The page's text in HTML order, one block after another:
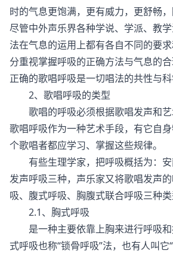
时的气息更饱满，更有威力，更舒畅，
尽管中外声乐界各种学说、学派、教
法在气息的运用上都有各自不同的要
分重视掌握呼吸的正确方法与气息的
正确的歌唱呼吸是一切唱法的共性与科
2、歌唱呼吸的类型
歌唱的呼吸必须根据歌唱发声和艺
歌唱呼吸作为一种艺术手段，有它自
个歌唱者都应学习、掌握这些规律。
有些生理学家，把呼吸概括为：安
发声呼吸三种，声乐家又将歌唱发声
吸、腹式呼吸、胸腹式联合呼吸三种类
2.1、胸式呼吸
是一种主要依靠上胸来进行呼吸和
式呼吸也称“锁骨呼吸”法，也有人叫它